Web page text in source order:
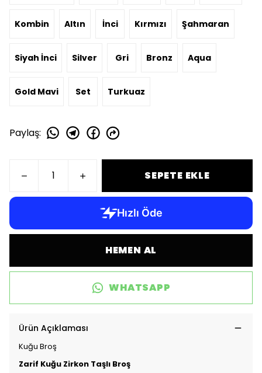
Kombin Altın İnci Kırmızı Şahmaran
Siyah İnci Silver Gri Bronz Aqua
Gold Mavi Set Turkuaz
Paylaş:
SEPETE EKLE
HEMEN AL
WHATSAPP
Ürün Açıklaması
Kuğu Broş
Zarif Kuğu Zirkon Taşlı Broş